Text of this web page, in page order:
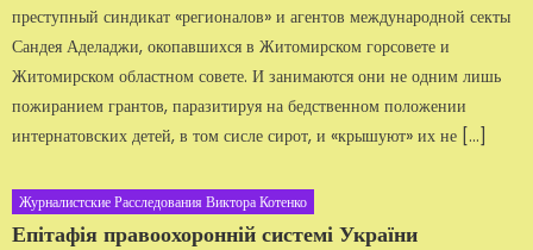
преступный синдикат «регионалов» и агентов международной секты
Сандея Аделаджи, окопавшихся в Житомирском горсовете и
Житомирском областном совете. И занимаются они не одним лишь
пожиранием грантов, паразитируя на бедственном положении
интернатовских детей, в том сисле сирот, и «крышуют» их не […]
Журналистские Расследования Виктора Котенко
Епітафія правоохоронній системі України